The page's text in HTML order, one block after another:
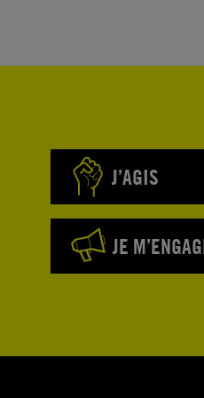
J’AGIS
JE